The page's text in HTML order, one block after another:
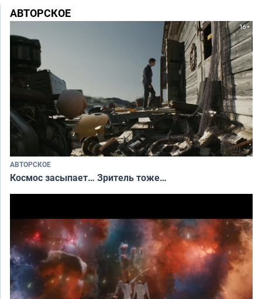
АВТОРСКОЕ
АВТОРСКОЕ
Космос засыпает… Зритель тоже…